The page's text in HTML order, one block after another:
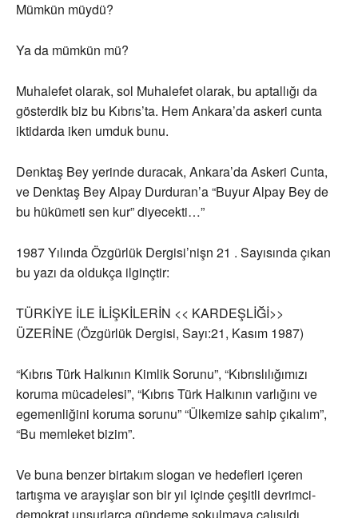
Mümkün müydü?
Ya da mümkün mü?
Muhalefet olarak, sol Muhalefet olarak, bu aptallığı da
gösterdik biz bu Kıbrıs’ta. Hem Ankara’da askeri cunta
iktidarda iken umduk bunu.
Denktaş Bey yerinde duracak, Ankara’da Askeri Cunta,
ve Denktaş Bey Alpay Durduran’a “Buyur Alpay Bey de
bu hükümeti sen kur” diyecekti…”
1987 Yılında Özgürlük Dergisi’nişn 21 . Sayısında çıkan
bu yazı da oldukça ilginçtir:
TÜRKİYE İLE İLİŞKİLERİN << KARDEŞLİĞİ>>
ÜZERİNE (Özgürlük Dergisi, Sayı:21, Kasım 1987)
“Kıbrıs Türk Halkının Kimlik Sorunu”, “Kıbrıslılığımızı
koruma mücadelesi”, “Kıbrıs Türk Halkının varlığını ve
egemenliğini koruma sorunu” “Ülkemize sahip çıkalım”,
“Bu memleket bizim”.
Ve buna benzer birtakım slogan ve hedefleri içeren
tartışma ve arayışlar son bir yıl içinde çeşitli devrimci-